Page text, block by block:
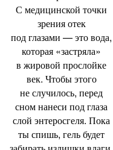
С медицинской точки
зрения отек
под глазами — это вода,
которая «застряла»
в жировой прослойке
век. Чтобы этого
не случилось, перед
сном нанеси под глаза
слой энтеросгеля. Пока
ты спишь, гель будет